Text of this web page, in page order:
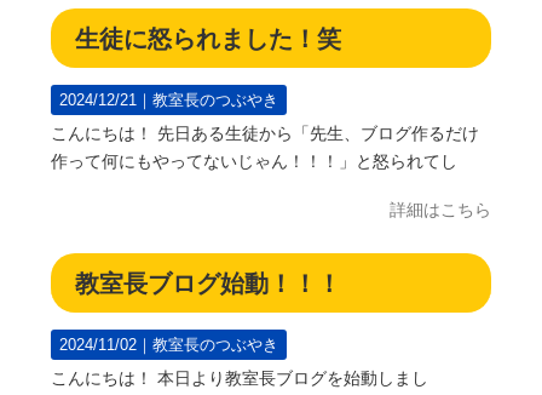
生徒に怒られました！笑
2024/12/21｜教室長のつぶやき
こんにちは！ 先日ある生徒から「先生、ブログ作るだけ
作って何にもやってないじゃん！！！」と怒られてし
詳細はこちら
教室長ブログ始動！！！
2024/11/02｜教室長のつぶやき
こんにちは！ 本日より教室長ブログを始動しまし